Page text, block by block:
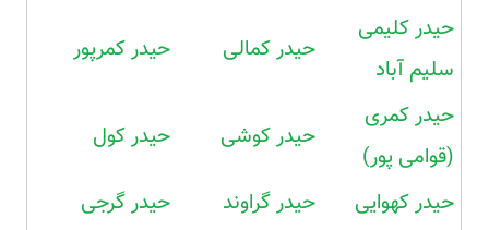
حیدر کلیمی
سلیم آباد
حیدر کمالی حیدر کمرپور
حیدر کمری
(قوامی پور)
حیدر کوشی حیدر کول
حیدر کهوایی حیدر گراوند حیدر گرجی